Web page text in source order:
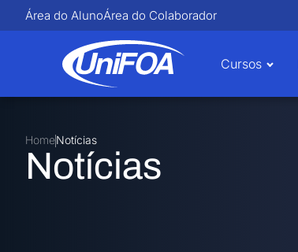
Área do AlunoÁrea do Colaborador
Cursos
HomeNotícias
Notícias